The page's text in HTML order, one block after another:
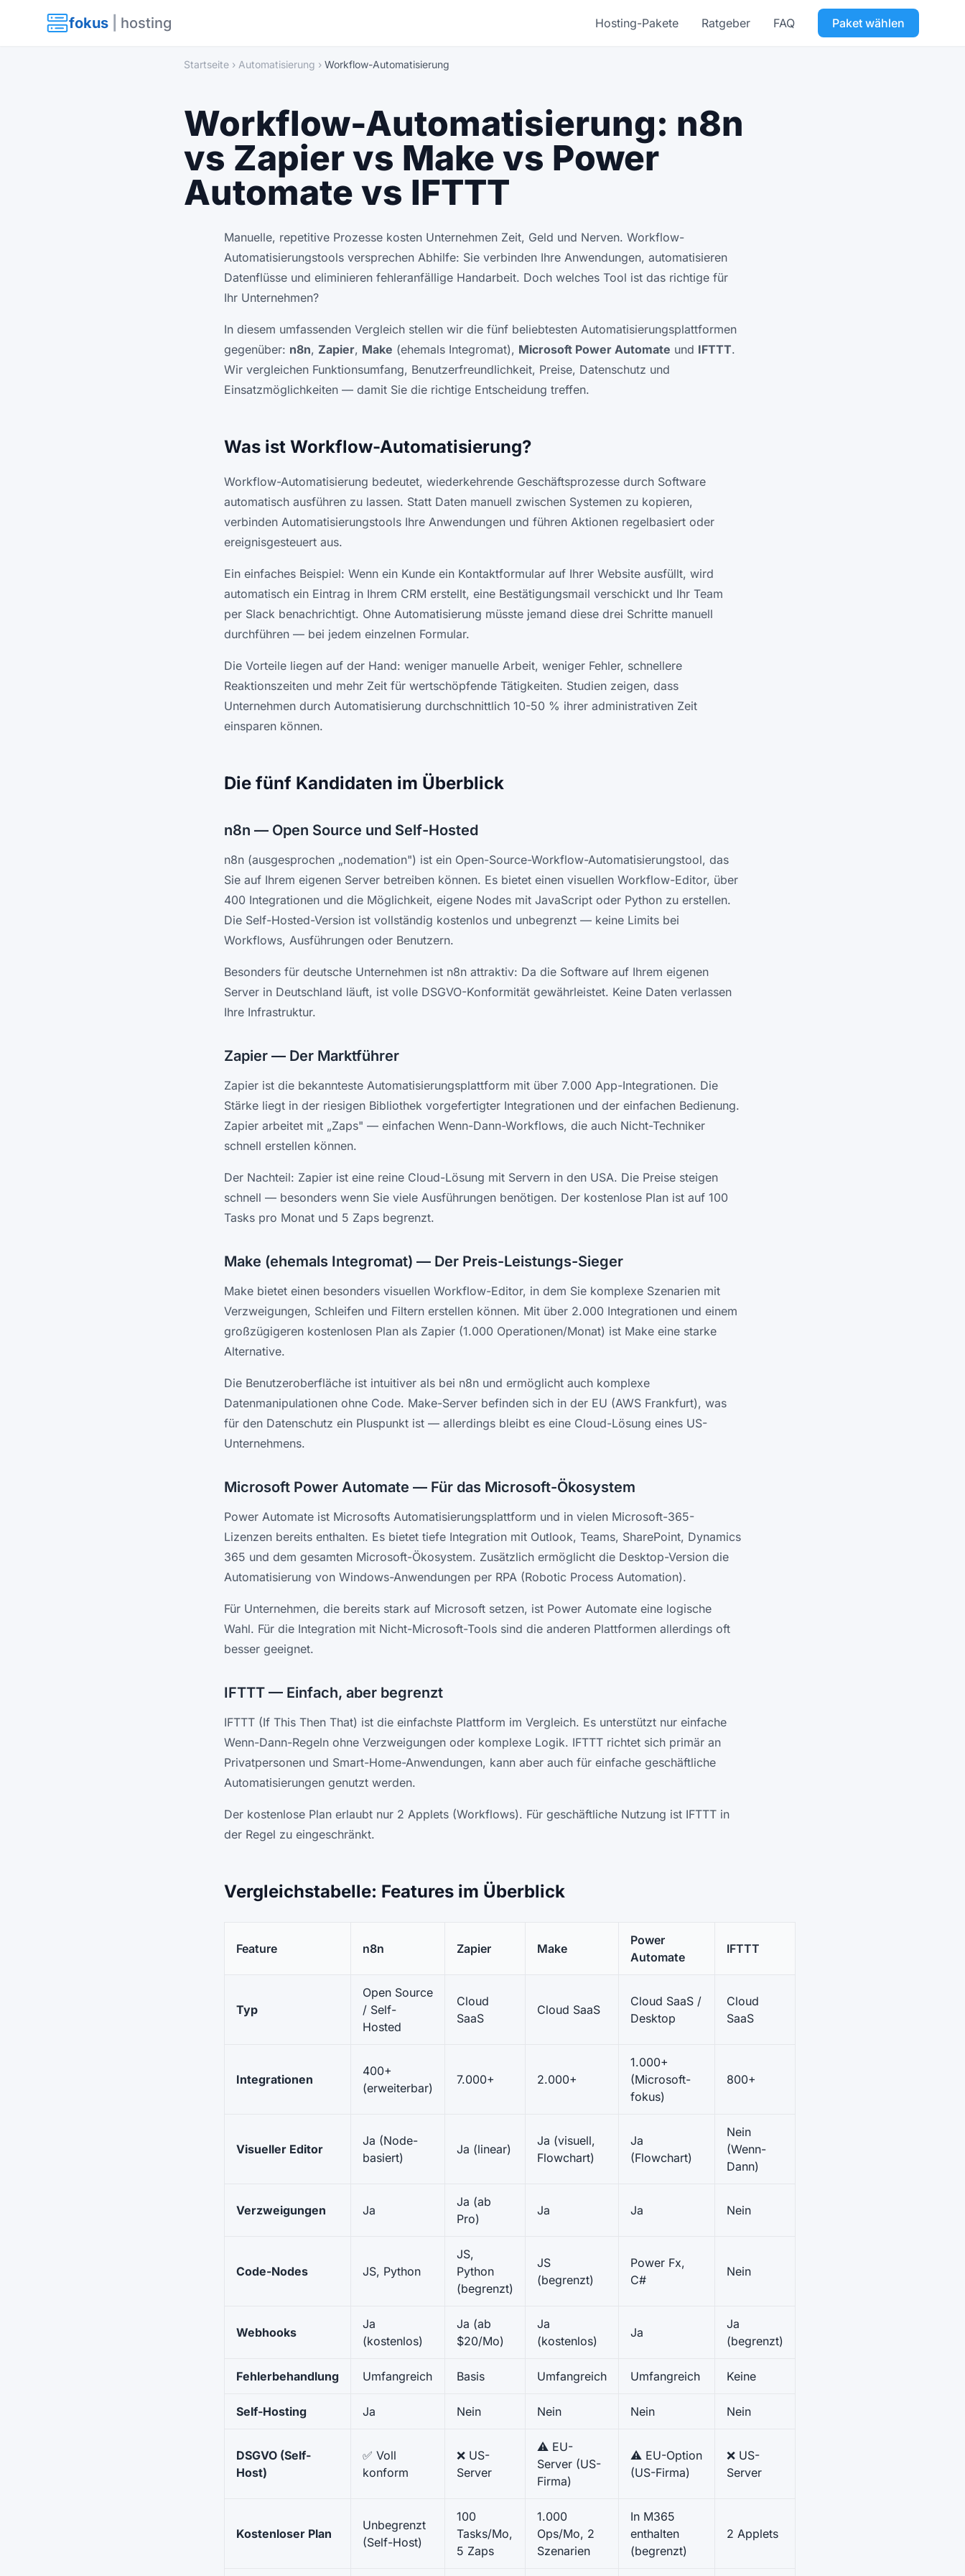
fokus hosting Hosting-Pakete Ratgeber FAQ Paket wählen
Startseite › Automatisierung › Workflow-Automatisierung
Workflow-Automatisierung: n8n
vs Zapier vs Make vs Power
Automate vs IFTTT
Manuelle, repetitive Prozesse kosten Unternehmen Zeit, Geld und Nerven. Workflow-
Automatisierungstools versprechen Abhilfe: Sie verbinden Ihre Anwendungen, automatisieren
Datenflüsse und eliminieren fehleranfällige Handarbeit. Doch welches Tool ist das richtige für
Ihr Unternehmen?
In diesem umfassenden Vergleich stellen wir die fünf beliebtesten Automatisierungsplattformen
gegenüber: n8n, Zapier, Make (ehemals Integromat), Microsoft Power Automate und IFTTT.
Wir vergleichen Funktionsumfang, Benutzerfreundlichkeit, Preise, Datenschutz und
Einsatzmöglichkeiten — damit Sie die richtige Entscheidung treffen.
Was ist Workflow-Automatisierung?
Workflow-Automatisierung bedeutet, wiederkehrende Geschäftsprozesse durch Software
automatisch ausführen zu lassen. Statt Daten manuell zwischen Systemen zu kopieren,
verbinden Automatisierungstools Ihre Anwendungen und führen Aktionen regelbasiert oder
ereignisgesteuert aus.
Ein einfaches Beispiel: Wenn ein Kunde ein Kontaktformular auf Ihrer Website ausfüllt, wird
automatisch ein Eintrag in Ihrem CRM erstellt, eine Bestätigungsmail verschickt und Ihr Team
per Slack benachrichtigt. Ohne Automatisierung müsste jemand diese drei Schritte manuell
durchführen — bei jedem einzelnen Formular.
Die Vorteile liegen auf der Hand: weniger manuelle Arbeit, weniger Fehler, schnellere
Reaktionszeiten und mehr Zeit für wertschöpfende Tätigkeiten. Studien zeigen, dass
Unternehmen durch Automatisierung durchschnittlich 10-50 % ihrer administrativen Zeit
einsparen können.
Die fünf Kandidaten im Überblick
n8n — Open Source und Self-Hosted
n8n (ausgesprochen „nodemation") ist ein Open-Source-Workflow-Automatisierungstool, das
Sie auf Ihrem eigenen Server betreiben können. Es bietet einen visuellen Workflow-Editor, über
400 Integrationen und die Möglichkeit, eigene Nodes mit JavaScript oder Python zu erstellen.
Die Self-Hosted-Version ist vollständig kostenlos und unbegrenzt — keine Limits bei
Workflows, Ausführungen oder Benutzern.
Besonders für deutsche Unternehmen ist n8n attraktiv: Da die Software auf Ihrem eigenen
Server in Deutschland läuft, ist volle DSGVO-Konformität gewährleistet. Keine Daten verlassen
Ihre Infrastruktur.
Zapier — Der Marktführer
Zapier ist die bekannteste Automatisierungsplattform mit über 7.000 App-Integrationen. Die
Stärke liegt in der riesigen Bibliothek vorgefertigter Integrationen und der einfachen Bedienung.
Zapier arbeitet mit „Zaps" — einfachen Wenn-Dann-Workflows, die auch Nicht-Techniker
schnell erstellen können.
Der Nachteil: Zapier ist eine reine Cloud-Lösung mit Servern in den USA. Die Preise steigen
schnell — besonders wenn Sie viele Ausführungen benötigen. Der kostenlose Plan ist auf 100
Tasks pro Monat und 5 Zaps begrenzt.
Make (ehemals Integromat) — Der Preis-Leistungs-Sieger
Make bietet einen besonders visuellen Workflow-Editor, in dem Sie komplexe Szenarien mit
Verzweigungen, Schleifen und Filtern erstellen können. Mit über 2.000 Integrationen und einem
großzügigeren kostenlosen Plan als Zapier (1.000 Operationen/Monat) ist Make eine starke
Alternative.
Die Benutzeroberfläche ist intuitiver als bei n8n und ermöglicht auch komplexe
Datenmanipulationen ohne Code. Make-Server befinden sich in der EU (AWS Frankfurt), was
für den Datenschutz ein Pluspunkt ist — allerdings bleibt es eine Cloud-Lösung eines US-
Unternehmens.
Microsoft Power Automate — Für das Microsoft-Ökosystem
Power Automate ist Microsofts Automatisierungsplattform und in vielen Microsoft-365-
Lizenzen bereits enthalten. Es bietet tiefe Integration mit Outlook, Teams, SharePoint, Dynamics
365 und dem gesamten Microsoft-Ökosystem. Zusätzlich ermöglicht die Desktop-Version die
Automatisierung von Windows-Anwendungen per RPA (Robotic Process Automation).
Für Unternehmen, die bereits stark auf Microsoft setzen, ist Power Automate eine logische
Wahl. Für die Integration mit Nicht-Microsoft-Tools sind die anderen Plattformen allerdings oft
besser geeignet.
IFTTT — Einfach, aber begrenzt
IFTTT (If This Then That) ist die einfachste Plattform im Vergleich. Es unterstützt nur einfache
Wenn-Dann-Regeln ohne Verzweigungen oder komplexe Logik. IFTTT richtet sich primär an
Privatpersonen und Smart-Home-Anwendungen, kann aber auch für einfache geschäftliche
Automatisierungen genutzt werden.
Der kostenlose Plan erlaubt nur 2 Applets (Workflows). Für geschäftliche Nutzung ist IFTTT in
der Regel zu eingeschränkt.
Vergleichstabelle: Features im Überblick
Feature n8n Zapier Make
Power
Automate
IFTTT
Typ
Open Source
/ Self-
Hosted
Cloud
SaaS
Cloud SaaS
Cloud SaaS /
Desktop
Cloud
SaaS
Integrationen
400+
(erweiterbar)
7.000+ 2.000+
1.000+
(Microsoft-
fokus)
800+
Visueller Editor
Ja (Node-
basiert)
Ja (linear)
Ja (visuell,
Flowchart)
Ja
(Flowchart)
Nein
(Wenn-
Dann)
Verzweigungen Ja
Ja (ab
Pro)
Ja Ja Nein
Code-Nodes JS, Python
JS,
Python
(begrenzt)
JS
(begrenzt)
Power Fx,
C#
Nein
Webhooks
Ja
(kostenlos)
Ja (ab
$20/Mo)
Ja
(kostenlos)
Ja
Ja
(begrenzt)
Fehlerbehandlung Umfangreich Basis Umfangreich Umfangreich Keine
Self-Hosting Ja Nein Nein Nein Nein
DSGVO (Self-
Host)
✅ Voll
konform
❌ US-
Server
⚠️ EU-
Server (US-
Firma)
⚠️ EU-Option
(US-Firma)
❌ US-
Server
Kostenloser Plan
Unbegrenzt
(Self-Host)
100
Tasks/Mo,
5 Zaps
1.000
Ops/Mo, 2
Szenarien
In M365
enthalten
(begrenzt)
2 Applets